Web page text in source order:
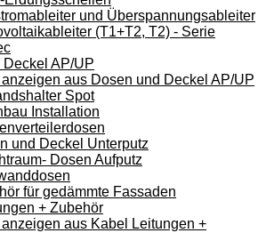
und Überspannungsableiter
(T1+T2, T2) - Serie
Deckel AP/UP
aus Dosen und Deckel AP/UP
Spot
Installation
und Deckel Unterputz
Dosen Aufputz
für gedämmte Fassaden
+ Zubehör
aus Kabel Leitungen +